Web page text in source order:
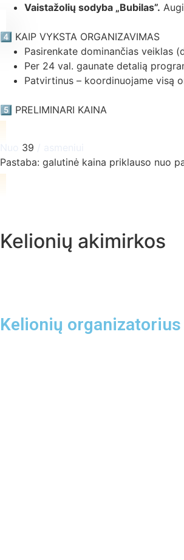
Vaistažolių sodyba „Bubilas”.
4️⃣ KAIP VYKSTA ORGANIZAVIMAS
Pasirenkate dominančias veiklas
Per 24 val. gaunate detalią
Patvirtinus – koordinuojame visą
5️⃣ PRELIMINARI KAINA
39
Pastaba: galutinė kaina priklauso nuo
Kelionių akimirkos
Kelionių organizatorius